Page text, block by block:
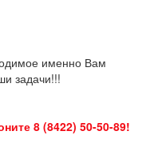
именно Вам
задачи!!!
8 (8422) 50-50-89!